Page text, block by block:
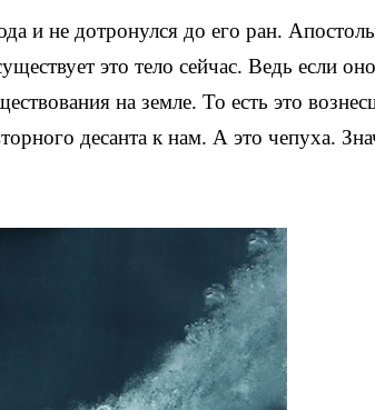
и не дотронулся до его ран.
это тело сейчас. Ведь если оно
на земле. То есть это
десанта к нам. А это чепуха.